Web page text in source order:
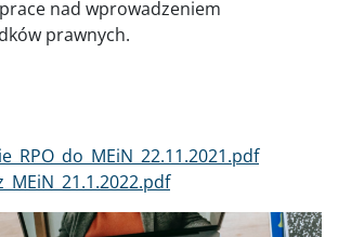
nad wprowadzeniem
prawnych.